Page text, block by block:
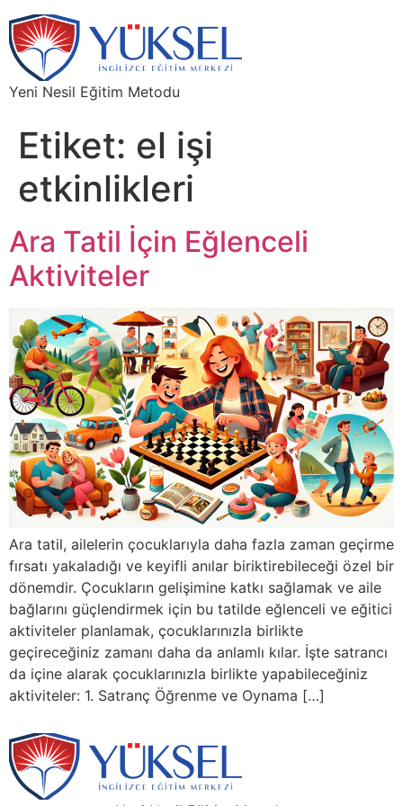
Yeni Nesil Eğitim Metodu
Etiket: el işi
etkinlikleri
Ara Tatil İçin Eğlenceli
Aktiviteler
Ara tatil, ailelerin çocuklarıyla daha fazla zaman geçirme
fırsatı yakaladığı ve keyifli anılar biriktirebileceği özel bir
dönemdir. Çocukların gelişimine katkı sağlamak ve aile
bağlarını güçlendirmek için bu tatilde eğlenceli ve eğitici
aktiviteler planlamak, çocuklarınızla birlikte
geçireceğiniz zamanı daha da anlamlı kılar. İşte satrancı
da içine alarak çocuklarınızla birlikte yapabileceğiniz
aktiviteler: 1. Satranç Öğrenme ve Oynama […]